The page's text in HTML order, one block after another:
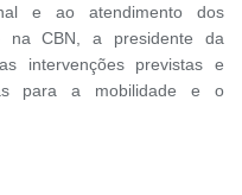
e ao atendimento dos
na CBN, a presidente da
intervenções previstas e
para a mobilidade e o